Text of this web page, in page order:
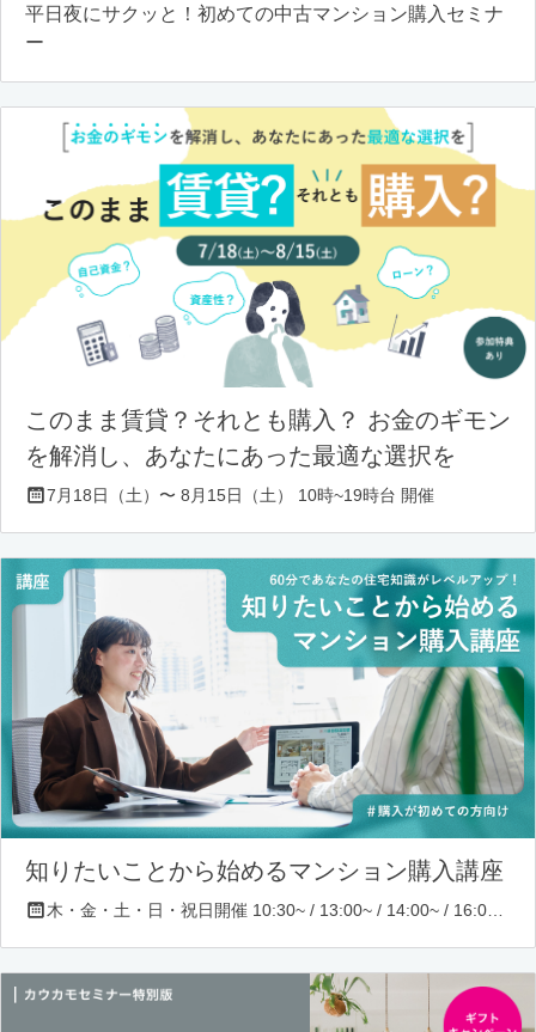
平日夜にサクッと！初めての中古マンション購入セミナ
ー
このまま賃貸？それとも購入？ お金のギモン
を解消し、あなたにあった最適な選択を
7月18日（土）〜 8月15日（土） 10時~19時台 開催
知りたいことから始めるマンション購入講座